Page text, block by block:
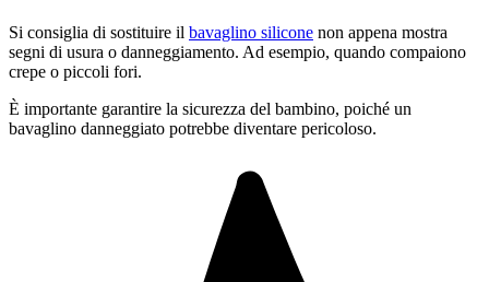
Si consiglia di sostituire il bavaglino silicone non appena mostra
segni di usura o danneggiamento. Ad esempio, quando compaiono
crepe o piccoli fori.
È importante garantire la sicurezza del bambino, poiché un
bavaglino danneggiato potrebbe diventare pericoloso.